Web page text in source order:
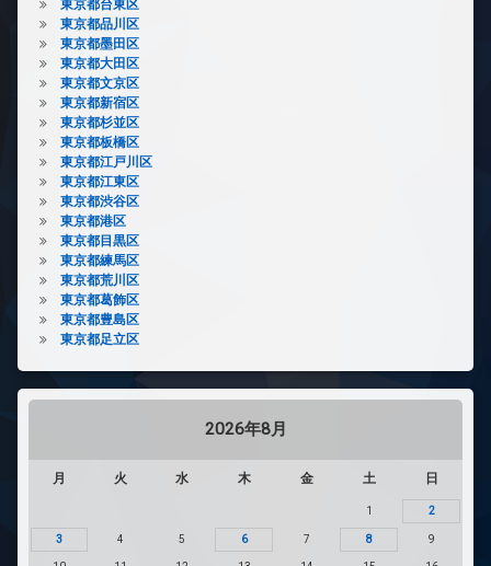
東京都台東区
東京都品川区
東京都墨田区
東京都大田区
東京都文京区
東京都新宿区
東京都杉並区
東京都板橋区
東京都江戸川区
東京都江東区
東京都渋谷区
東京都港区
東京都目黒区
東京都練馬区
東京都荒川区
東京都葛飾区
東京都豊島区
東京都足立区
2026年8月
月 火 水 木 金 土 日
1 2
3 4 5 6 7 8 9